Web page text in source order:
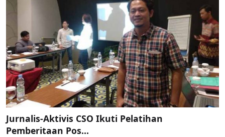
Jurnalis-Aktivis CSO Ikuti Pelatihan
Pemberitaan Pos...